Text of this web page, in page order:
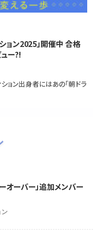
ョン2025」開催中 合格
ー?!
ョン出身者にはあの「朝ドラ
オーバー」追加メンバー